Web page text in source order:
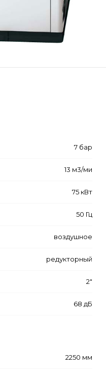
7 бар
13 м3/ми
75 кВт
50 Гц
воздушное
редукторный
2"
68 дБ
2250 мм